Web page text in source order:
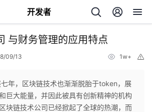
开发者
与财务管理的应用特点
09/13 1w+
七年，区块链技术也渐渐脱胎于token，展
巨大能量，并因此被具有创新精神的机构
块链技术公司已经掀起了全球的热潮，而